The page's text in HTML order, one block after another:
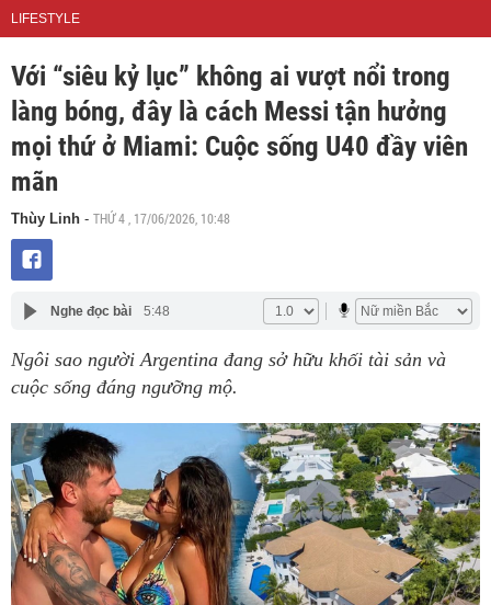
LIFESTYLE
Với “siêu kỷ lục” không ai vượt nổi trong
làng bóng, đây là cách Messi tận hưởng
mọi thứ ở Miami: Cuộc sống U40 đầy viên
mãn
Thùy Linh - THỨ 4 , 17/06/2026, 10:48
Nghe đọc bài 5:48
Ngôi sao người Argentina đang sở hữu khối tài sản và
cuộc sống đáng ngưỡng mộ.